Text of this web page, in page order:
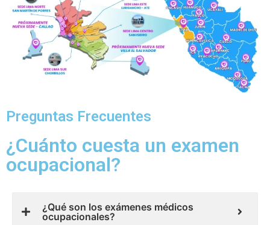
Preguntas Frecuentes
¿Cuánto cuesta un examen
ocupacional?
¿Qué son los exámenes médicos
ocupacionales?